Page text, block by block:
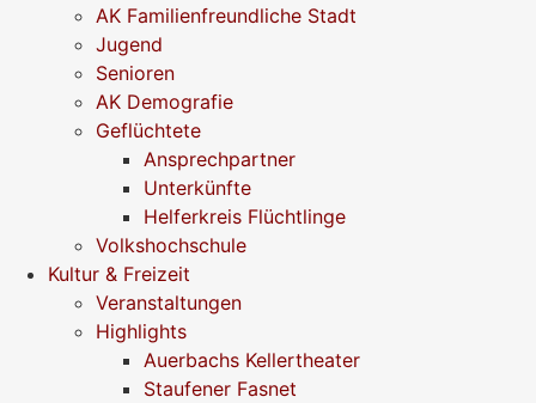
AK Familienfreundliche Stadt
Jugend
Senioren
AK Demografie
Geflüchtete
Ansprechpartner
Unterkünfte
Helferkreis Flüchtlinge
Volkshochschule
Kultur & Freizeit
Veranstaltungen
Highlights
Auerbachs Kellertheater
Staufener Fasnet